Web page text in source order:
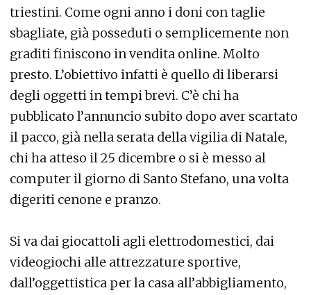
triestini. Come ogni anno i doni con taglie
sbagliate, già posseduti o semplicemente non
graditi finiscono in vendita online. Molto
presto. L’obiettivo infatti è quello di liberarsi
degli oggetti in tempi brevi. C’è chi ha
pubblicato l’annuncio subito dopo aver scartato
il pacco, già nella serata della vigilia di Natale,
chi ha atteso il 25 dicembre o si è messo al
computer il giorno di Santo Stefano, una volta
digeriti cenone e pranzo.
Si va dai giocattoli agli elettrodomestici, dai
videogiochi alle attrezzature sportive,
dall’oggettistica per la casa all’abbigliamento,